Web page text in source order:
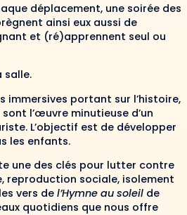
déplacement, une soirée des
ainsi eux aussi de
et (ré)apprennent seul ou
salle.
immersives portant sur l’histoire,
l’œuvre minutieuse d’un
L’objectif est de développer
les enfants.
une des clés pour lutter contre
reproduction sociale, isolement
vers de l’Hymne au soleil de
quotidiens que nous offre